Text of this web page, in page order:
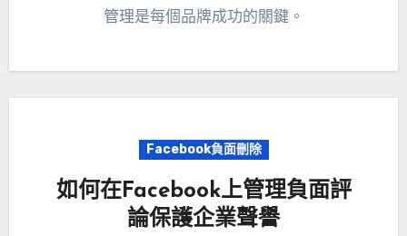
管理是每個品牌成功的關鍵。
Facebook負面刪除
如何在Facebook上管理負面評
論保護企業聲譽